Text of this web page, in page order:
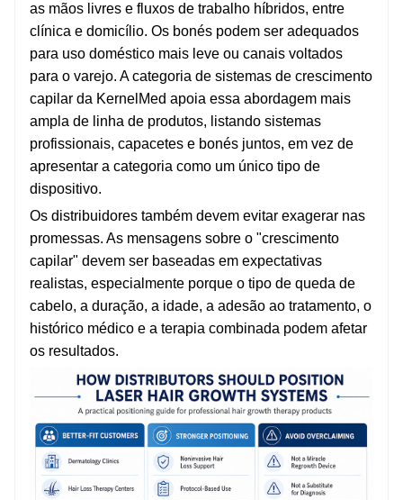
as mãos livres e fluxos de trabalho híbridos, entre
clínica e domicílio. Os bonés podem ser adequados
para uso doméstico mais leve ou canais voltados
para o varejo. A categoria de sistemas de crescimento
capilar da KernelMed apoia essa abordagem mais
ampla de linha de produtos, listando sistemas
profissionais, capacetes e bonés juntos, em vez de
apresentar a categoria como um único tipo de
dispositivo.
Os distribuidores também devem evitar exagerar nas
promessas. As mensagens sobre o "crescimento
capilar" devem ser baseadas em expectativas
realistas, especialmente porque o tipo de queda de
cabelo, a duração, a idade, a adesão ao tratamento, o
histórico médico e a terapia combinada podem afetar
os resultados.